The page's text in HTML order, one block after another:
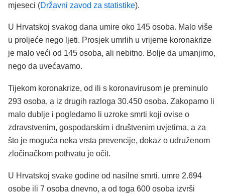
mjeseci (Državni zavod za statistike).
U Hrvatskoj svakog dana umire oko 145 osoba. Malo više
u proljeće nego ljeti. Prosjek umrlih u vrijeme koronakrize
je malo veći od 145 osoba, ali nebitno. Bolje da umanjimo,
nego da uvećavamo.
Tijekom koronakrize, od ili s koronavirusom je preminulo
293 osoba, a iz drugih razloga 30.450 osoba. Zakopamo li
malo dublje i pogledamo li uzroke smrti koji ovise o
zdravstvenim, gospodarskim i društvenim uvjetima, a za
što je moguća neka vrsta prevencije, dokaz o udruženom
zločinačkom pothvatu je očit.
U Hrvatskoj svake godine od nasilne smrti, umre 2.694
osobe ili 7 osoba dnevno, a od toga 600 osoba izvrši